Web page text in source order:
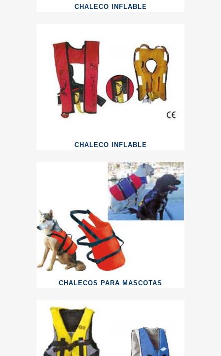
CHALECO INFLABLE
CHALECO INFLABLE
CHALECOS PARA MASCOTAS